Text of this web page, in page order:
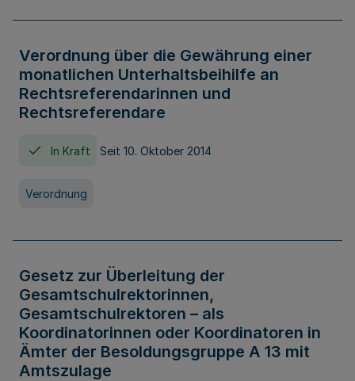
Verordnung über die Gewährung einer
monatlichen Unterhaltsbeihilfe an
Rechtsreferendarinnen und
Rechtsreferendare
In Kraft Seit 10. Oktober 2014
Verordnung
Gesetz zur Überleitung der
Gesamtschulrektorinnen,
Gesamtschulrektoren – als
Koordinatorinnen oder Koordinatoren in
Ämter der Besoldungsgruppe A 13 mit
Amtszulage